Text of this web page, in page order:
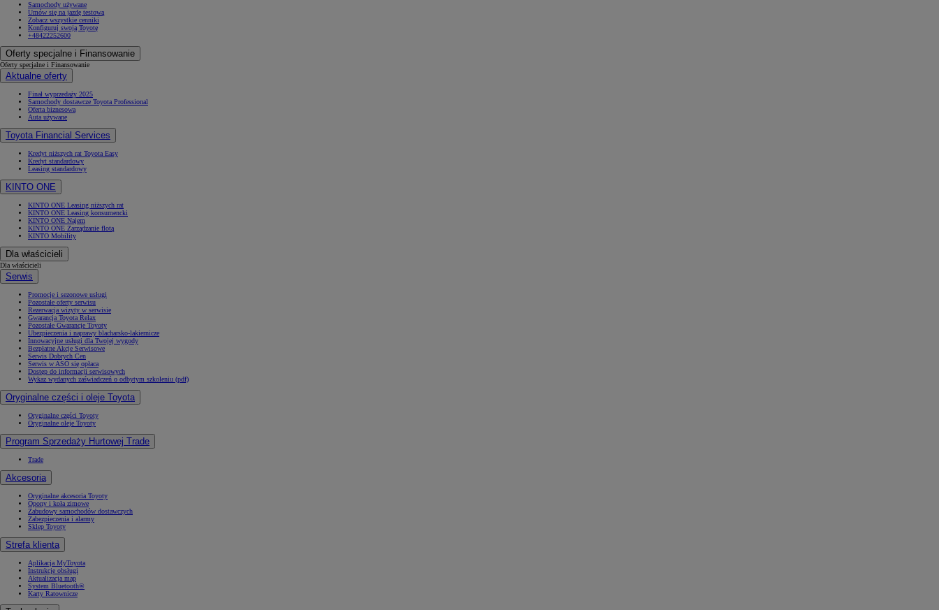
Samochody używane
Umów się na jazdę testową
Zobacz wszystkie cenniki
Konfiguruj swoją Toyotę
+48422252600
Oferty specjalne i Finansowanie
Oferty specjalne i Finansowanie
Aktualne oferty
Finał wyprzedaży 2025
Samochody dostawcze Toyota Professional
Oferta biznesowa
Auta używane
Toyota Financial Services
Kredyt niższych rat Toyota Easy
Kredyt standardowy
Leasing standardowy
KINTO ONE
KINTO ONE Leasing niższych rat
KINTO ONE Leasing konsumencki
KINTO ONE Najem
KINTO ONE Zarządzanie flotą
KINTO Mobility
Dla właścicieli
Dla właścicieli
Serwis
Promocje i sezonowe usługi
Pozostałe oferty serwisu
Rezerwacja wizyty w serwisie
Gwarancja Toyota Relax
Pozostałe Gwarancje Toyoty
Ubezpieczenia i naprawy blacharsko-lakiernicze
Innowacyjne usługi dla Twojej wygody
Bezpłatne Akcje Serwisowe
Serwis Dobrych Cen
Serwis w ASO się opłaca
Dostęp do informacji serwisowych
Wykaz wydanych zaświadczeń o odbytym szkoleniu (pdf)
Oryginalne części i oleje Toyota
Oryginalne części Toyoty
Oryginalne oleje Toyoty
Program Sprzedaży Hurtowej Trade
Trade
Akcesoria
Oryginalne akcesoria Toyoty
Opony i koła zimowe
Zabudowy samochodów dostawczych
Zabezpieczenia i alarmy
Sklep Toyoty
Strefa klienta
Aplikacja MyToyota
Instrukcje obsługi
Aktualizacja map
System Bluetooth®
Karty Ratownicze